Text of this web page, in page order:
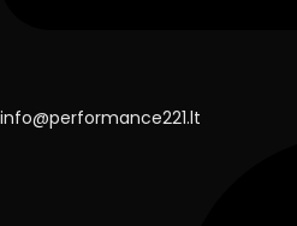
info@performance221.lt